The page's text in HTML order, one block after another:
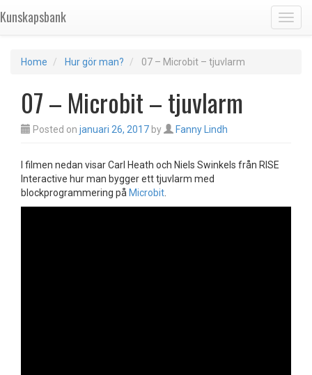
Kunskapsbank
Home Hur gör man? 07 – Microbit – tjuvlarm
07 – Microbit – tjuvlarm
Posted on januari 26, 2017 by Fanny Lindh
I filmen nedan visar Carl Heath och Niels Swinkels från RISE
Interactive hur man bygger ett tjuvlarm med
blockprogrammering på Microbit